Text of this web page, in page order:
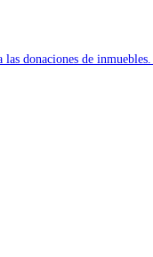
donaciones de